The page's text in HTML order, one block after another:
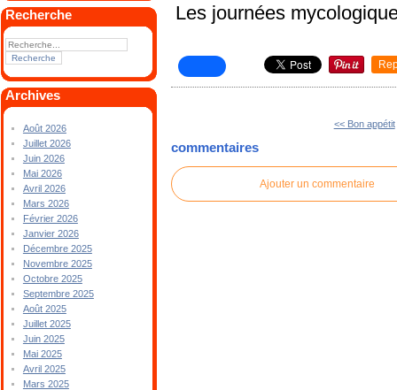
Recherche
Archives
Août 2026
Juillet 2026
Juin 2026
Mai 2026
Avril 2026
Mars 2026
Février 2026
Janvier 2026
Décembre 2025
Novembre 2025
Octobre 2025
Septembre 2025
Août 2025
Juillet 2025
Juin 2025
Mai 2025
Avril 2025
Mars 2025
Les journées
<< Bon appétit
commentaires
Ajouter un commentaire